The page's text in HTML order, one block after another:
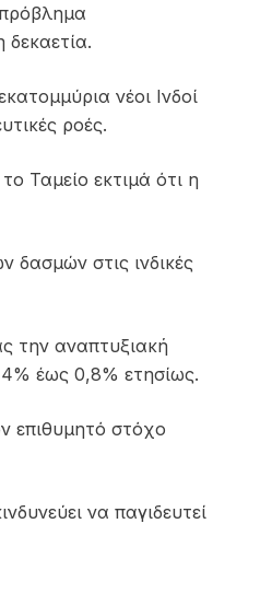
νέοι Ινδοί
ροές.
Ταμείο εκτιμά ότι η
δασμών στις ινδικές
την αναπτυξιακή
έως 0,8% ετησίως.
επιθυμητό στόχο
να παγιδευτεί